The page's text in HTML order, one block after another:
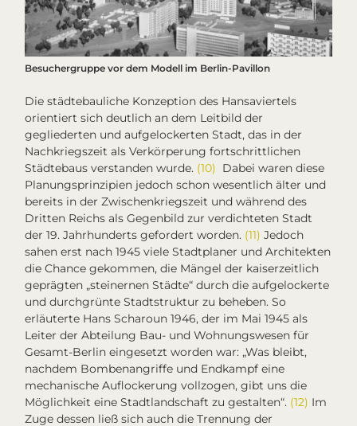
Besuchergruppe vor dem Modell im Berlin-Pavillon
Die städtebauliche Konzeption des Hansaviertels
orientiert sich deutlich an dem Leitbild der
gegliederten und aufgelockerten Stadt, das in der
Nachkriegszeit als Verkörperung fortschrittlichen
Städtebaus verstanden wurde. (10) Dabei waren diese
Planungsprinzipien jedoch schon wesentlich älter und
bereits in der Zwischenkriegszeit und während des
Dritten Reichs als Gegenbild zur verdichteten Stadt
der 19. Jahrhunderts gefordert worden. (11) Jedoch
sahen erst nach 1945 viele Stadtplaner und Architekten
die Chance gekommen, die Mängel der kaiserzeitlich
geprägten „steinernen Städte“ durch die aufgelockerte
und durchgrünte Stadtstruktur zu beheben. So
erläuterte Hans Scharoun 1946, der im Mai 1945 als
Leiter der Abteilung Bau- und Wohnungswesen für
Gesamt-Berlin eingesetzt worden war: „Was bleibt,
nachdem Bombenangriffe und Endkampf eine
mechanische Auflockerung vollzogen, gibt uns die
Möglichkeit eine Stadtlandschaft zu gestalten“. (12) Im
Zuge dessen ließ sich auch die Trennung der